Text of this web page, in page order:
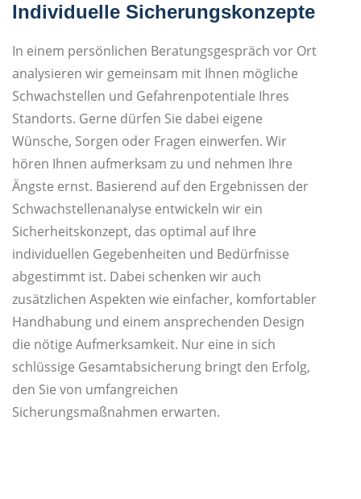
Individuelle Sicherungskonzepte
In einem persönlichen Beratungsgespräch vor Ort
analysieren wir gemeinsam mit Ihnen mögliche
Schwachstellen und Gefahrenpotentiale Ihres
Standorts. Gerne dürfen Sie dabei eigene
Wünsche, Sorgen oder Fragen einwerfen. Wir
hören Ihnen aufmerksam zu und nehmen Ihre
Ängste ernst. Basierend auf den Ergebnissen der
Schwachstellenanalyse entwickeln wir ein
Sicherheitskonzept, das optimal auf Ihre
individuellen Gegebenheiten und Bedürfnisse
abgestimmt ist. Dabei schenken wir auch
zusätzlichen Aspekten wie einfacher, komfortabler
Handhabung und einem ansprechenden Design
die nötige Aufmerksamkeit. Nur eine in sich
schlüssige Gesamtabsicherung bringt den Erfolg,
den Sie von umfangreichen
Sicherungsmaßnahmen erwarten.